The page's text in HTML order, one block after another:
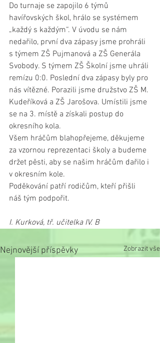
Do turnaje se zapojilo 6 týmů
havířovských škol, hrálo se systémem
„každý s každým“. V úvodu se nám
nedařilo, první dva zápasy jsme prohráli
s týmem ZŠ Pujmanová a ZŠ Generála
Svobody. S týmem ZŠ Školní jsme uhráli
remízu 0:0. Poslední dva zápasy byly pro
nás vítězné. Porazili jsme družstvo ZŠ M.
Kudeříková a ZŠ Jarošova. Umístili jsme
se na 3. místě a získali postup do
okresního kola.
Všem hráčům blahopřejeme, děkujeme
za vzornou reprezentaci školy a budeme
držet pěsti, aby se našim hráčům dařilo i
v okresním kole.
Poděkování patří rodičům, kteří přišli
náš tým podpořit.
I. Kurková, tř. učitelka IV. B
Nejnovější příspěvky Zobrazit vše